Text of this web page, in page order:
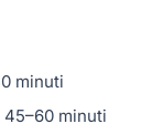
minuti
minuti